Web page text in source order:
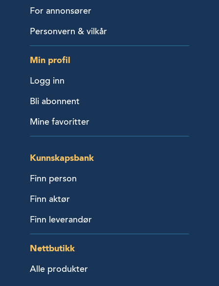
For annonsører
Personvern & vilkår
Min profil
Logg inn
Bli abonnent
Mine favoritter
Kunnskapsbank
Finn person
Finn aktør
Finn leverandør
Nettbutikk
Alle produkter